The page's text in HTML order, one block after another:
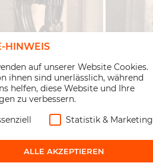
HINWEIS
auf unserer Website Cookies.
ihnen sind unerlässlich, während
helfen, diese Website und Ihre
zu verbessern.
Statistik & Marketing
ALLE AKZEPTIEREN